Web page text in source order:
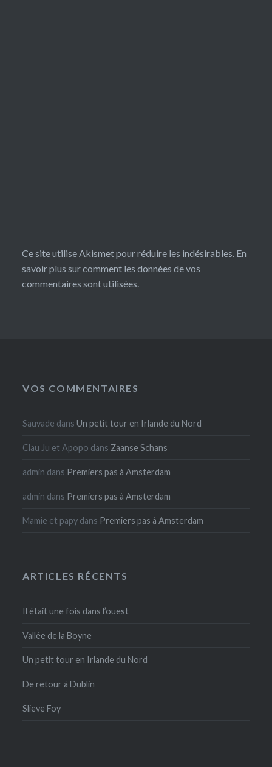
Ce site utilise Akismet pour réduire les indésirables. En
savoir plus sur comment les données de vos
commentaires sont utilisées.
VOS COMMENTAIRES
Sauvade dansUn petit tour en Irlande du Nord
Clau Ju et Apopo dans Zaanse Schans
admin dans Premiers pas à Amsterdam
admin dans Premiers pas à Amsterdam
Mamie et papy dans Premiers pas à Amsterdam
ARTICLES RÉCENTS
Il était une fois dans l’ouest
Vallée de la Boyne
Un petit tour en Irlande du Nord
De retour à Dublin
Slieve Foy